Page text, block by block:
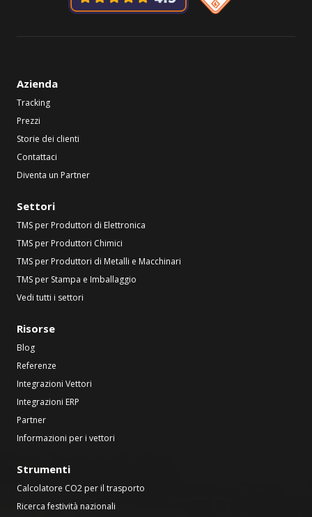
Azienda
Tracking
Prezzi
Storie dei clienti
Contattaci
Diventa un Partner
Settori
TMS per Produttori di Elettronica
TMS per Produttori Chimici
TMS per Produttori di Metalli e Macchinari
TMS per Stampa e Imballaggio
Vedi tutti i settori
Risorse
Blog
Referenze
Integrazioni Vettori
Integrazioni ERP
Partner
Informazioni per i vettori
Strumenti
Calcolatore CO2 per il trasporto
Ricerca festività nazionali